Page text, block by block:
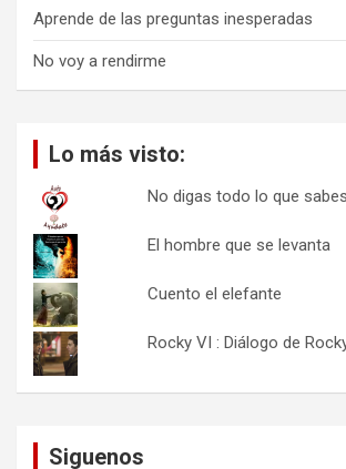
Aprende de las preguntas inesperadas
No voy a rendirme
Lo más visto:
No digas todo lo que sabes
El hombre que se levanta
Cuento el elefante
Rocky VI : Diálogo de
Siguenos